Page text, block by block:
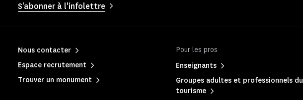
S'abonner à l'infolettre
Pour les pros
Enseignants
Groupes adultes et professionnels du
tourisme
Nous contacter
Espace recrutement
Trouver un monument